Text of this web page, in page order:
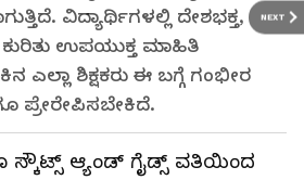
NEXT
ವಿದ್ಯಾರ್ಥಿಗಳಲ್ಲಿ ದೇಶಭಕ್ತ,
ಉಪಯುಕ್ತ ಮಾಹಿತಿ
ಎಲ್ಲಾ ಶಿಕ್ಷಕರು ಈ ಬಗ್ಗೆ ಗಂಭೀರ
ಪ್ರೇರೇಪಿಸಬೇಕಿದೆ.
ಸ್ಕೌಟ್ಸ್ ಆ್ಯಂಡ್ ಗೈಡ್ಸ್ ವತಿಯಿಂದ